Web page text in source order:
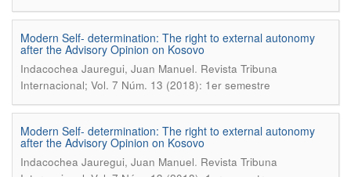
Modern Self- determination: The right to external autonomy
after the Advisory Opinion on Kosovo
Indacochea Jauregui, Juan Manuel. Revista Tribuna
Internacional; Vol. 7 Núm. 13 (2018): 1er semestre
Modern Self- determination: The right to external autonomy
after the Advisory Opinion on Kosovo
Indacochea Jauregui, Juan Manuel. Revista Tribuna